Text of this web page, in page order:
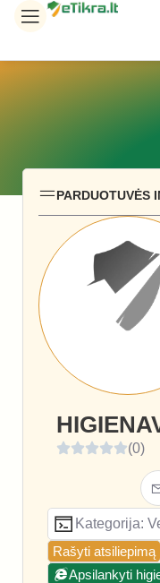
PARDUOTUVĖS
(0)
Kategorija:
Rašyti atsiliepimą
Apsilankyti